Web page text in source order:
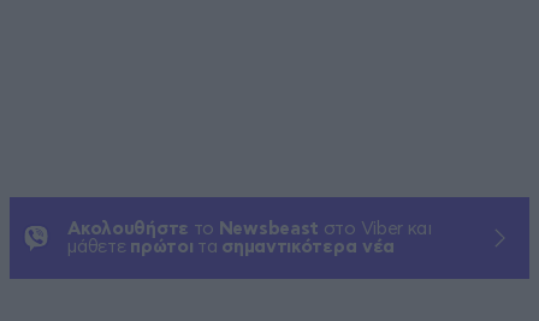
Ακολουθήστε το Newsbeast στο Viber και
μάθετε πρώτοι τα σημαντικότερα νέα